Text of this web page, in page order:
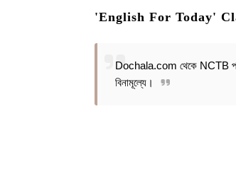
'English For Today'
Dochala.com থেকে NCTB
বিনামূল্যে।